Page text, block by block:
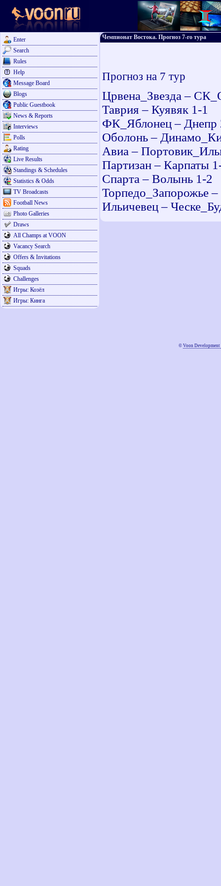
Enter
Search
Rules
Help
Message Board
Blogs
Public Guestbook
News & Reports
Interviews
Polls
Rating
Live Results
Standings & Schedules
Statistics & Odds
TV Broadcasts
Football News
Photo Galleries
Draws
All Champs at VOON
Vacancy Search
Offers & Invitations
Squads
Challenges
Игры: Козёл
Игры: Кинга
Чемпионат Востока. Прогноз 7-го тура
Прогноз на 7 тур
Црвена_Звезда –
Таврия – Куявяк 1-1
ФК_Яблонец – Днепр
Оболонь –
Авиа –
Партизан – Карпаты
Спарта – Волынь 1-2
Торпедо_Запорожье
Ильичевец –
© Voon Development